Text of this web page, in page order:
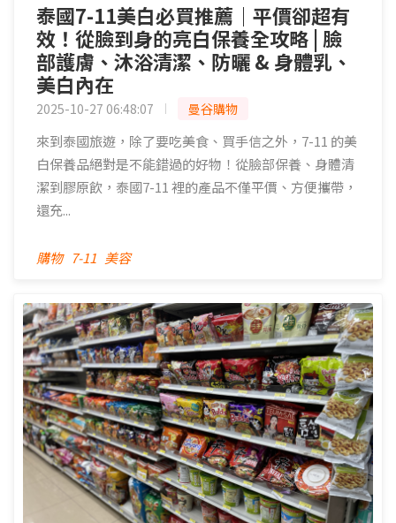
泰國7-11美白必買推薦｜平價卻超有
效！從臉到身的亮白保養全攻略 | 臉
部護膚、沐浴清潔、防曬 & 身體乳、
美白內在
2025-10-27 06:48:07 曼谷購物
來到泰國旅遊，除了要吃美食、買手信之外，7-11 的美
白保養品絕對是不能錯過的好物！從臉部保養、身體清
潔到膠原飲，泰國7-11 裡的產品不僅平價、方便攜帶，
還充...
購物 7-11 美容